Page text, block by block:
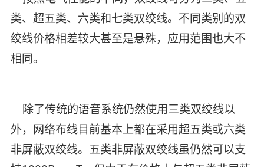
类、超五类、六类和七类双绞线。不同类别的双
绞线价格相差较大甚至是悬殊，应用范围也大不
相同。
除了传统的语音系统仍然使用三类双绞线以
外，网络布线目前基本上都在采用超五类或六类
非屏蔽双绞线。五类非屏蔽双绞线虽仍然可以支